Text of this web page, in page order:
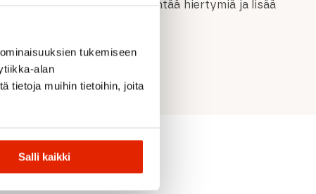
tukemiseen
alan
tietoja muihin tietoihin, joita
Salli kaikki
varvasrakenne vähentää hiertymiä ja lisää